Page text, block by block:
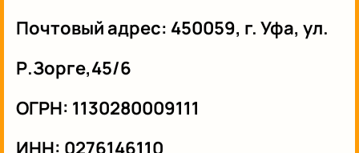
Почтовый адрес: 450059, г. Уфа, ул.
Р.Зорге,45/6
ОГРН: 1130280009111
ИНН: 0276146110